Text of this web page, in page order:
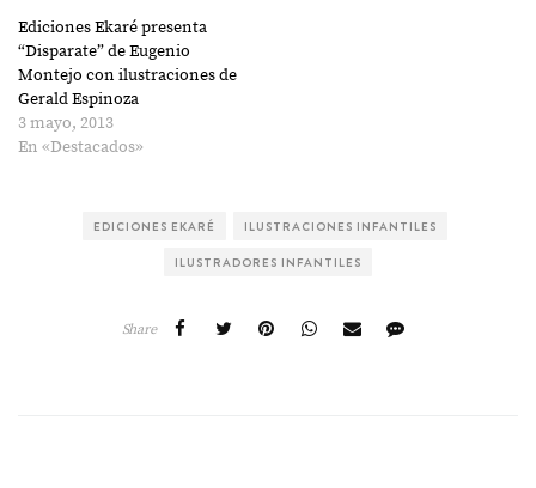
Ediciones Ekaré presenta
“Disparate” de Eugenio
Montejo con ilustraciones de
Gerald Espinoza
3 mayo, 2013
En «Destacados»
EDICIONES EKARÉ ILUSTRACIONES INFANTILES
ILUSTRADORES INFANTILES
Share